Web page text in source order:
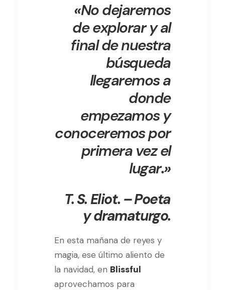
«No dejaremos
de explorar y al
final de nuestra
búsqueda
llegaremos a
donde
empezamos y
conoceremos por
primera vez el
lugar.»
T. S. Eliot. – Poeta
y dramaturgo.
En esta mañana de reyes y
magia, ese último aliento de
la navidad, en Blissful
aprovechamos para